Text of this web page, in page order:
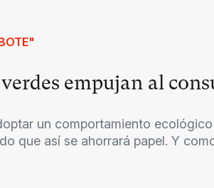
empujan al
un comportamiento
que así se ahorrará papel. Y